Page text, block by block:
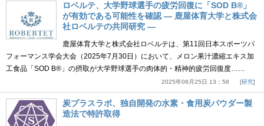
ロベルテ、大学野球選手の疲労回復に「SOD B®」
が有効である可能性を確認 ― 鹿屋体育大学と株式会
社ロベルテの共同研究 ―
鹿屋体育大学と株式会社ロベルテは、第11回日本スポーツパ
フォーマンス学会大会（2025年7月30日）において、メロン果汁濃縮エキス加
工食品「SOD B®」の摂取が大学野球選手の肉体的・精神的疲労回復度……
2025年08月25日 13：58 研究
炭プラスラボ、独自開発の水素・食用炭パウダー製
造法で特許取得